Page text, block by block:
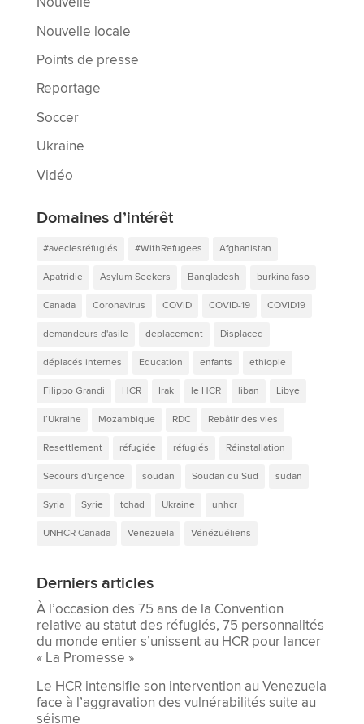
Nouvelle locale
Points de presse
Reportage
Soccer
Ukraine
Vidéo
Domaines d’intérêt
#aveclesréfugiés #WithRefugees Afghanistan
Apatridie Asylum Seekers Bangladesh burkina faso
Canada Coronavirus COVID COVID-19 COVID19
demandeurs d'asile deplacement Displaced
déplacés internes Education enfants ethiopie
Filippo Grandi HCR Irak le HCR liban Libye
l’Ukraine Mozambique RDC Rebâtir des vies
Resettlement réfugiée réfugiés Réinstallation
Secours d'urgence soudan Soudan du Sud sudan
Syria Syrie tchad Ukraine unhcr
UNHCR Canada Venezuela Vénézuéliens
Derniers articles
À l’occasion des 75 ans de la Convention
relative au statut des réfugiés, 75 personnalités
du monde entier s’unissent au HCR pour lancer
« La Promesse »
Le HCR intensifie son intervention au Venezuela
face à l’aggravation des vulnérabilités suite au
séisme